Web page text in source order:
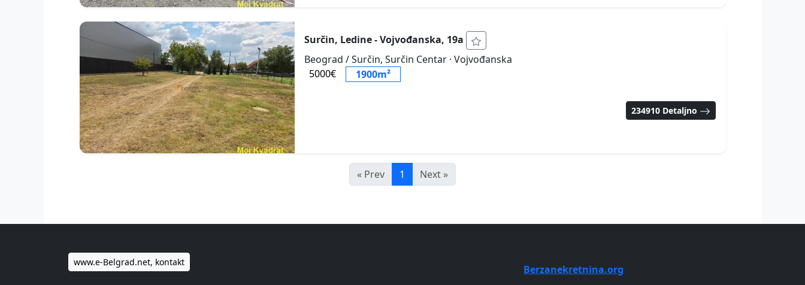
Surčin, Ledine - Vojvođanska, 19a
Beograd / Surčin, Surčin Centar · Vojvođanska
5000€
1900m²
234910 Detaljno
« Prev 1 Next »
www.e-Belgrad.net, kontakt
Berzanekretnina.org